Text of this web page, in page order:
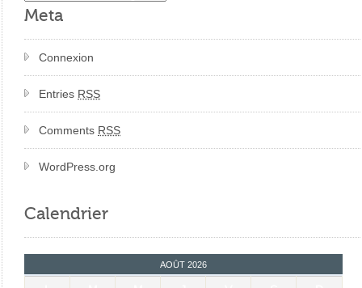
Meta
Connexion
Entries RSS
Comments RSS
WordPress.org
Calendrier
AOÛT 2026